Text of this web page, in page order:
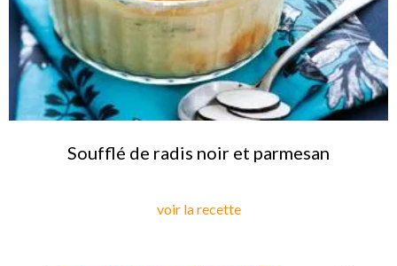
Soufflé de radis noir et parmesan
voir la recette